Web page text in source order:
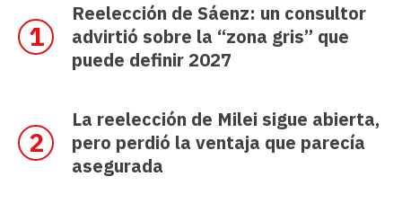
Reelección de Sáenz: un consultor
advirtió sobre la “zona gris” que
puede definir 2027
La reelección de Milei sigue abierta,
pero perdió la ventaja que parecía
asegurada